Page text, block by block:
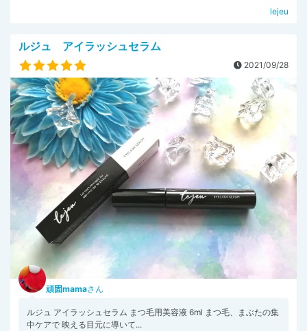
lejeu
ルジュ アイラッシュセラム
2021/09/28
頑固mamaさん
ルジュ アイラッシュセラム まつ毛用美容液 6ml まつ毛、まぶたの集
中ケアで 映える目元に導いて...